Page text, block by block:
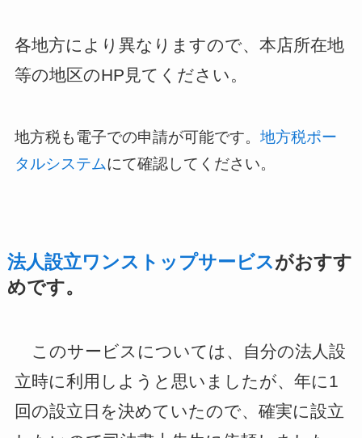
各地方により異なりますので、本店所在地
等の地区のHP見てください。
地方税も電子での申請が可能です。 地方税ポー
タルシステムにて確認してください。
法人設立ワンストップサービスがおすす
めです。
このサービスについては、自分の法人設
立時に利用しようと思いましたが、年に1
回の設立日を決めていたので、確実に設立